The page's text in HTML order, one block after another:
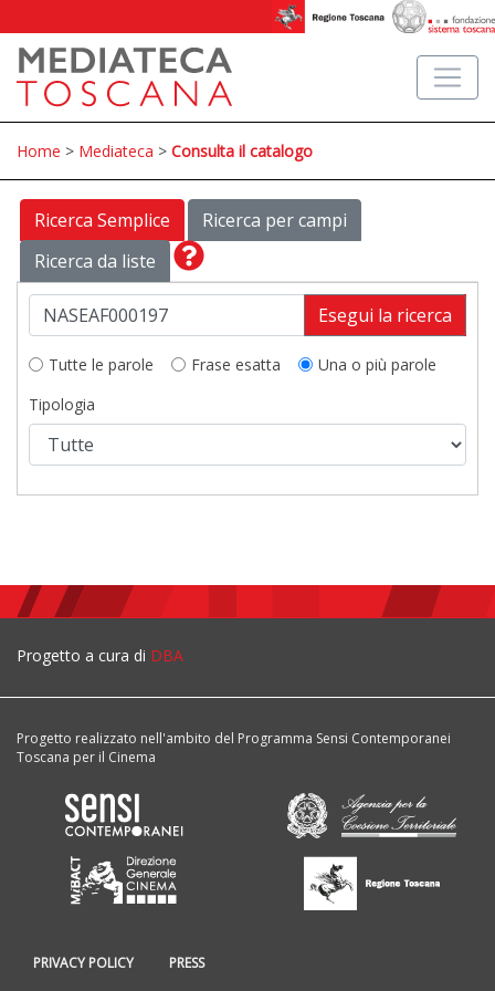
Home > Mediateca > Consulta il catalogo
Ricerca Semplice
Ricerca per campi
Ricerca da liste
Esegui la ricerca
Tutte le parole Frase esatta
Una o più parole
Tipologia
Progetto a cura di DBA
Progetto realizzato nell'ambito del Programma Sensi Contemporanei
Toscana per il Cinema
PRIVACY POLICY PRESS